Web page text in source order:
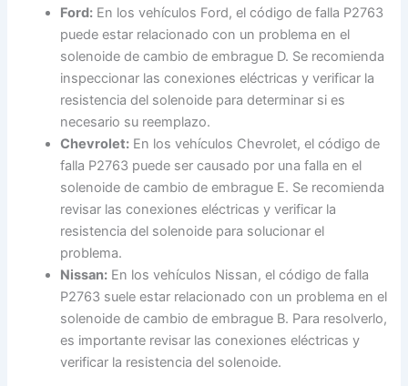
Ford: En los vehículos Ford, el código de falla P2763
puede estar relacionado con un problema en el
solenoide de cambio de embrague D. Se recomienda
inspeccionar las conexiones eléctricas y verificar la
resistencia del solenoide para determinar si es
necesario su reemplazo.
Chevrolet: En los vehículos Chevrolet, el código de
falla P2763 puede ser causado por una falla en el
solenoide de cambio de embrague E. Se recomienda
revisar las conexiones eléctricas y verificar la
resistencia del solenoide para solucionar el
problema.
Nissan: En los vehículos Nissan, el código de falla
P2763 suele estar relacionado con un problema en el
solenoide de cambio de embrague B. Para resolverlo,
es importante revisar las conexiones eléctricas y
verificar la resistencia del solenoide.